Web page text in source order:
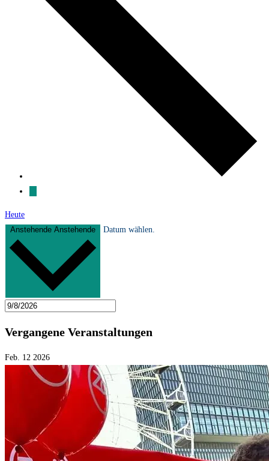
Heute
Anstehende Anstehende Datum wählen.
Vergangene Veranstaltungen
Feb. 12 2026